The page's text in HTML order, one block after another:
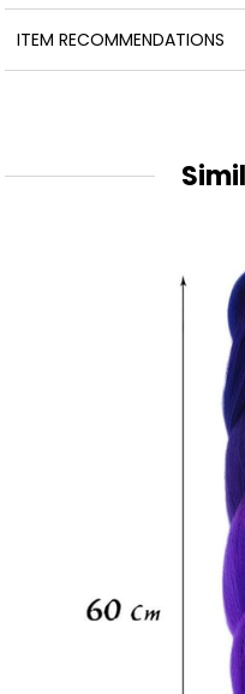
ITEM RECOMMENDATIONS